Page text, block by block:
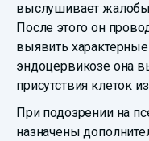
выслушивает жалобы
После этого он
выявить
эндоцервикозе она
присутствия клеток
При подозрении на
назначены